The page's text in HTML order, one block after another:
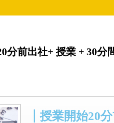
分前出社+ 授業 + 30分
授業開始